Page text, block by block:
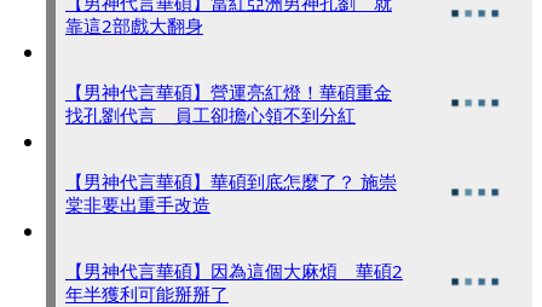
靠這2部戲大翻身
【男神代言華碩】營運亮紅燈！華碩重金
找孔劉代言 員工卻擔心領不到分紅
【男神代言華碩】華碩到底怎麼了？ 施崇
棠非要出重手改造
【男神代言華碩】因為這個大麻煩 華碩2
年半獲利可能掰掰了